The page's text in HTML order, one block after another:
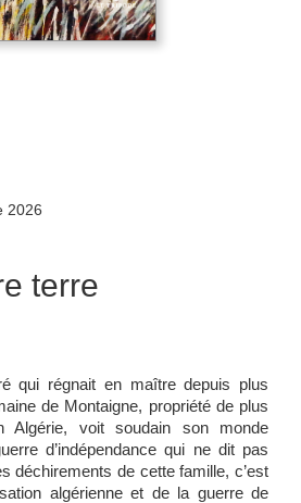
2026
terre
qui régnait en maître depuis plus
de Montaigne, propriété de plus
Algérie, voit soudain son monde
d’indépendance qui ne dit pas
déchirements de cette famille, c’est
algérienne et de la guerre de